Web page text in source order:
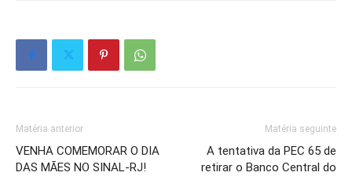
Matéria anterior
VENHA COMEMORAR O DIA
DAS MÃES NO SINAL-RJ!
Matéria seguinte
A tentativa da PEC 65 de
retirar o Banco Central do